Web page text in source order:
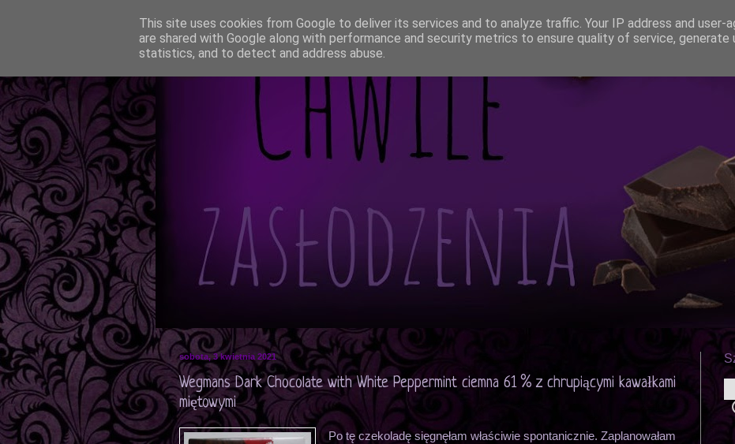
sobota, 3 kwietnia 2021
Wegmans Dark Chocolate with White Peppermint ciemna 61 % z chrupiącymi kawałkami
miętowymi
Po tę czekoladę sięgnęłam właściwie spontanicznie. Zaplanowałam
This site uses cookies from Google to deliver its services and to analyze traffic. Your IP address and user-
are shared with Google along with performance and security metrics to ensure quality of service, generate
statistics, and to detect and address abuse.